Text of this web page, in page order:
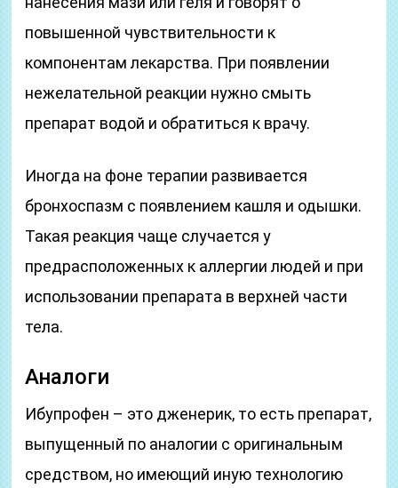
повышенной чувствительности к
компонентам лекарства. При появлении
нежелательной реакции нужно смыть
препарат водой и обратиться к врачу.
Иногда на фоне терапии развивается
бронхоспазм с появлением кашля и одышки.
Такая реакция чаще случается у
предрасположенных к аллергии людей и при
использовании препарата в верхней части
тела.
Аналоги
Ибупрофен – это дженерик, то есть препарат,
выпущенный по аналогии с оригинальным
средством, но имеющий иную технологию